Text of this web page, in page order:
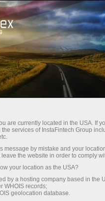
ชีเทรดทันที แพลต
สำหรับนักลงทุน สำหรับ
157.844 (%)
07 Aug 2026 20:59
1 year
are currently located in the USA. If
services of InstaFintech Group
message by mistake and your
the website in order to comply
your location as the USA?
by a hosting company based in the
WHOIS records;
geolocation database.